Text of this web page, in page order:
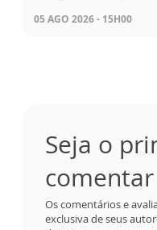
05 AGO 2026 - 15H00
Seja o
comentar
Os comentários e
exclusiva de seus